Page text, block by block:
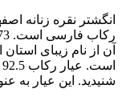
انگشتر نقره زنانه
آن از نام زیبای
شنیدید. این عیار به